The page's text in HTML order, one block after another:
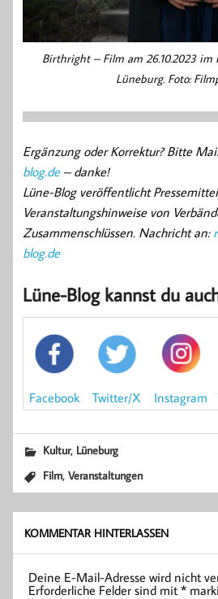
Birthright – Film am 26.10.2023 im
Lüneburg. Foto:
Ergänzung oder Korrektur? Bitte
blog.de– danke!
Lüne-Blog veröffentlicht
Veranstaltungshinweise von
Zusammenschlüssen. Nachricht an:
blog.de
Lüne-Blog kannst du
Facebook Twitter/X Instagram
Kultur, Lüneburg
Film,Veranstaltungen
KOMMENTAR HINTERLASSEN
Deine E-Mail-Adresse wird nicht
Erforderliche Felder sind mit*